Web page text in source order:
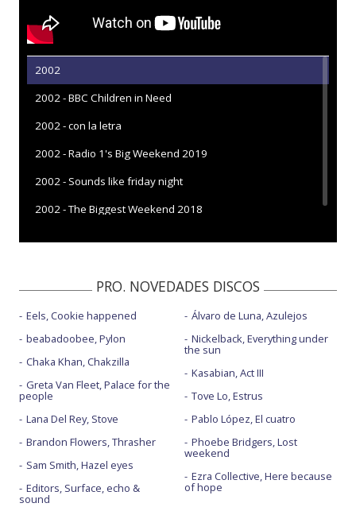
2002
2002 - BBC Children in Need
2002 - con la letra
2002 - Radio 1's Big Weekend 2019
2002 - Sounds like friday night
2002 - The Biggest Weekend 2018
PRO. NOVEDADES DISCOS
Eels, Cookie happened
beabadoobee, Pylon
Chaka Khan, Chakzilla
Greta Van Fleet, Palace for the
people
Lana Del Rey, Stove
Brandon Flowers, Thrasher
Sam Smith, Hazel eyes
Editors, Surface, echo &
sound
Álvaro de Luna, Azulejos
Nickelback, Everything under
the sun
Kasabian, Act III
Tove Lo, Estrus
Pablo López, El cuatro
Phoebe Bridgers, Lost
weekend
Ezra Collective, Here because
of hope